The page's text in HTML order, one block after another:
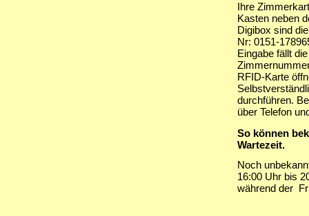
Ihre
Kasten neben
Digibox sind
Nr: 0151-
Eingabe fällt
RFID-Karte
durchführen.
über Telefon
So können
Wartezeit.
Noch
16:00 Uhr bis
während der